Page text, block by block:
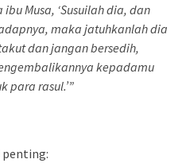
Musa, ‘Susuilah dia, dan
maka jatuhkanlah dia
dan jangan bersedih,
kepadamu
para rasul.’”
penting: